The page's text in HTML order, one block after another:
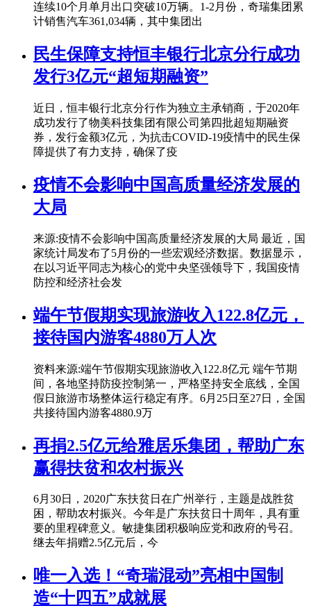
连续10个月单月出口突破10万辆。1-2月份，奇瑞集团累
计销售汽车361,034辆，其中集团出
民生保障支持恒丰银行北京分行成功
发行3亿元“超短期融资”
近日，恒丰银行北京分行作为独立主承销商，于2020年
成功发行了物美科技集团有限公司第四批超短期融资
券，发行金额3亿元，为抗击COVID-19疫情中的民生保
障提供了有力支持，确保了疫
疫情不会影响中国高质量经济发展的
大局
来源:疫情不会影响中国高质量经济发展的大局 最近，国
家统计局发布了5月份的一些宏观经济数据。数据显示，
在以习近平同志为核心的党中央坚强领导下，我国疫情
防控和经济社会发
端午节假期实现旅游收入122.8亿元，
接待国内游客4880万人次
资料来源:端午节假期实现旅游收入122.8亿元 端午节期
间，各地坚持防疫控制第一，严格坚持安全底线，全国
假日旅游市场整体运行稳定有序。6月25日至27日，全国
共接待国内游客4880.9万
再捐2.5亿元给雅居乐集团，帮助广东
赢得扶贫和农村振兴
6月30日，2020广东扶贫日在广州举行，主题是战胜贫
困，帮助农村振兴。今年是广东扶贫日十周年，具有重
要的里程碑意义。敏捷集团积极响应党和政府的号召。
继去年捐赠2.5亿元后，今
唯一入选！“奇瑞混动”亮相中国制
造“十四五”成就展